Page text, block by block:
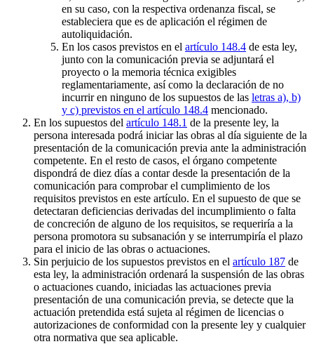
en su caso, con la respectiva ordenanza fiscal, se
estableciera que es de aplicación el régimen de
autoliquidación.
En los casos previstos en el artículo 148.4 de esta ley,
junto con la comunicación previa se adjuntará el
proyecto o la memoria técnica exigibles
reglamentariamente, así como la declaración de no
incurrir en ninguno de los supuestos de las letras a), b)
y c) previstos en el artículo 148.4 mencionado.
En los supuestos del artículo 148.1 de la presente ley, la
persona interesada podrá iniciar las obras al día siguiente de la
presentación de la comunicación previa ante la administración
competente. En el resto de casos, el órgano competente
dispondrá de diez días a contar desde la presentación de la
comunicación para comprobar el cumplimiento de los
requisitos previstos en este artículo. En el supuesto de que se
detectaran deficiencias derivadas del incumplimiento o falta
de concreción de alguno de los requisitos, se requeriría a la
persona promotora su subsanación y se interrumpiría el plazo
para el inicio de las obras o actuaciones.
Sin perjuicio de los supuestos previstos en el artículo 187 de
esta ley, la administración ordenará la suspensión de las obras
o actuaciones cuando, iniciadas las actuaciones previa
presentación de una comunicación previa, se detecte que la
actuación pretendida está sujeta al régimen de licencias o
autorizaciones de conformidad con la presente ley y cualquier
otra normativa que sea aplicable.